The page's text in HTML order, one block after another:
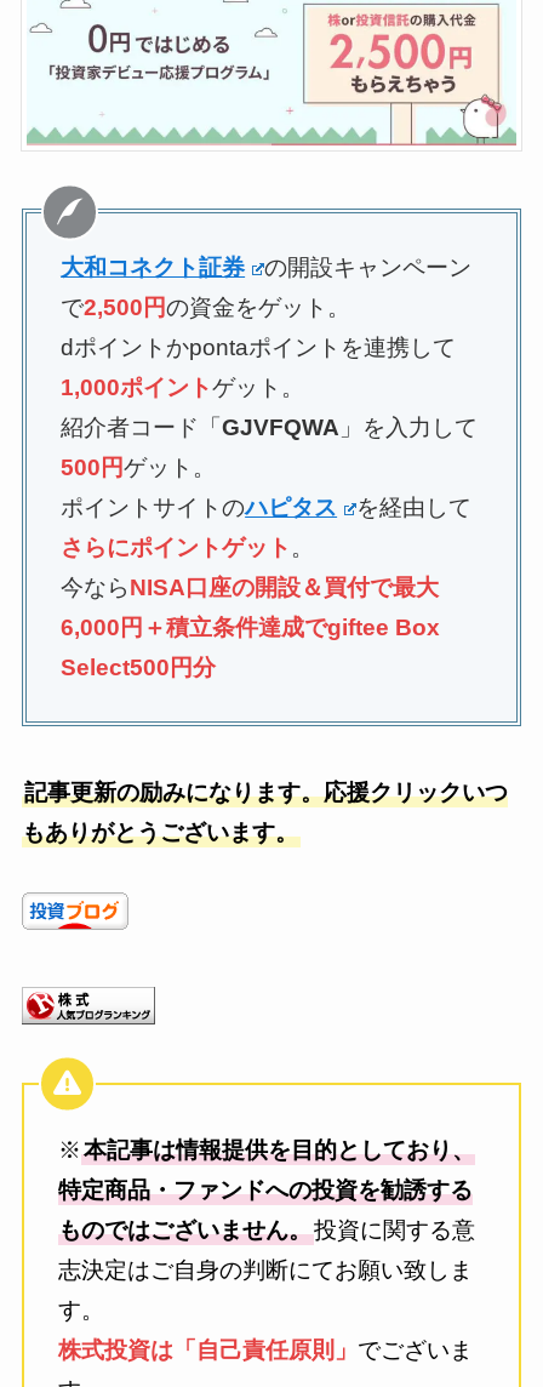
大和コネクト証券
の開設キャンペーン
で2,500円の資金をゲット。
dポイントかpontaポイントを連携して
1,000ポイントゲット。
紹介者コード「GJVFQWA 」を入力して
500円ゲット。
ポイントサイトのハピタス
を経由して
さらにポイントゲット 。
今ならNISA口座の開設＆買付で最大
6,000円＋積立条件達成でgiftee Box
Select500円分
記事更新の励みになります。応援クリックいつ
もありがとうございます。
※本記事は情報提供を目的としており、
特定商品・ファンドへの投資を勧誘する
ものではございません。投資に関する意
志決定はご自身の判断にてお願い致しま
す。
株式投資は「自己責任原則」 でございま